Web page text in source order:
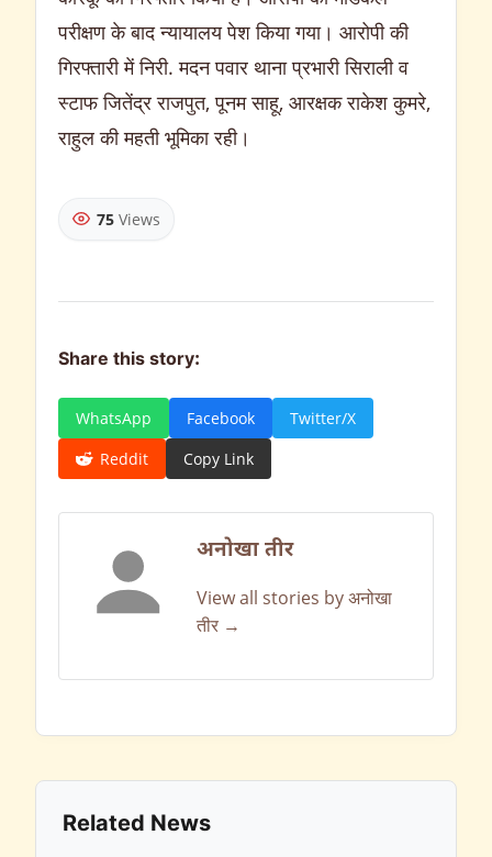
परीक्षण के बाद न्यायालय पेश किया गया। आरोपी की
गिरफ्तारी में निरी. मदन पवार थाना प्रभारी सिराली व
स्टाफ जितेंद्र राजपुत, पूनम साहू, आरक्षक राकेश कुमरे,
राहुल की महती भूमिका रही।
75 Views
Share this story:
WhatsApp Facebook
Twitter/X
Reddit
Copy Link
अनोखा तीर
View all stories by अनोखा
तीर →
Related News